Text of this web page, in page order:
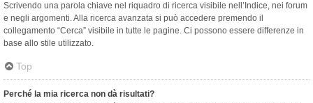
Scrivendo una parola chiave nel riquadro di ricerca visibile nell’Indice, nei forum
e negli argomenti. Alla ricerca avanzata si può accedere premendo il
collegamento “Cerca” visibile in tutte le pagine. Ci possono essere differenze in
base allo stile utilizzato.
Top
Perché la mia ricerca non dà risultati?